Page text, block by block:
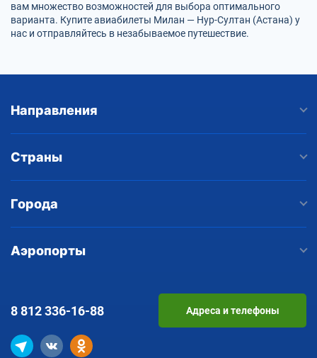
вам множество возможностей для выбора оптимального
варианта. Купите авиабилеты Милан — Нур-Султан (Астана) у
нас и отправляйтесь в незабываемое путешествие.
Направления
Страны
Города
Аэропорты
8 812336-16-88 Адреса и телефоны